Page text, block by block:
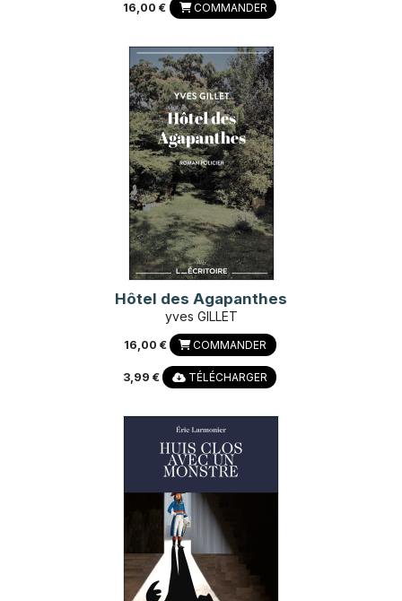
16,00 € COMMANDER
Hôtel des Agapanthes
yves GILLET
16,00 € COMMANDER
3,99 € TÉLÉCHARGER